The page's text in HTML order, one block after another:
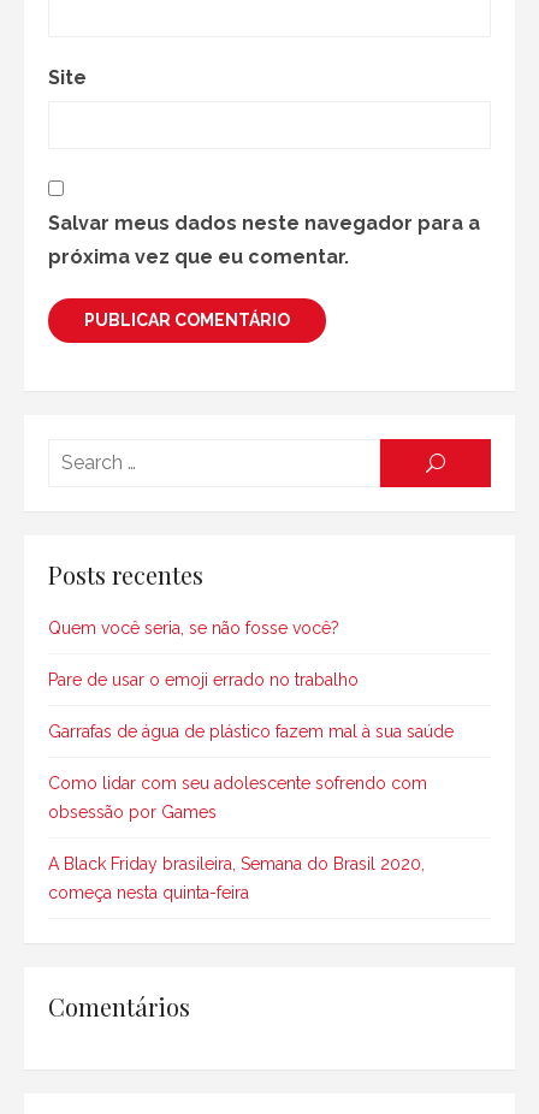
Site
Salvar meus dados neste navegador para a
próxima vez que eu comentar.
SEARCH
Posts recentes
Quem você seria, se não fosse você?
Pare de usar o emoji errado no trabalho
Garrafas de água de plástico fazem mal à sua saúde
Como lidar com seu adolescente sofrendo com
obsessão por Games
A Black Friday brasileira, Semana do Brasil 2020,
começa nesta quinta-feira
Comentários